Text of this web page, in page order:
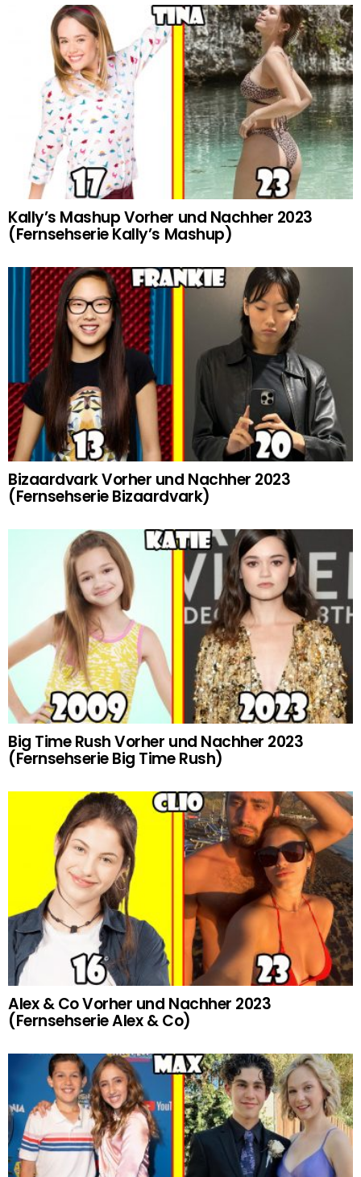
Kally’s Mashup Vorher und Nachher 2023
(Fernsehserie Kally’s Mashup)
Bizaardvark Vorher und Nachher 2023
(Fernsehserie Bizaardvark)
Big Time Rush Vorher und Nachher 2023
(Fernsehserie Big Time Rush)
Alex & Co Vorher und Nachher 2023
(Fernsehserie Alex & Co)